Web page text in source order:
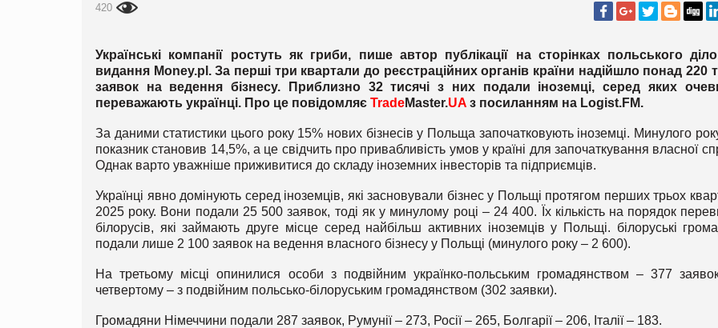
420
Українські компанії ростуть як гриби, пише автор публікації на сторінках польського
видання Мoney.pl. За перші три квартали до реєстраційних органів країни надійшло понад 220
заявок на ведення бізнесу. Приблизно 32 тисячі з них подали іноземці, серед яких
переважають українці. Про це повідомляє TradeMaster.UA з посиланням на Logist.FM.
За даними статистики цього року 15% нових бізнесів у Польща започатковують іноземці. Минулого
показник становив 14,5%, а це свідчить про привабливість умов у країні для започаткування власної
Однак варто уважніше приживитися до складу іноземних інвесторів та підприємців.
Українці явно домінують серед іноземців, які засновували бізнес у Польщі протягом перших трьох
2025 року. Вони подали 25 500 заявок, тоді як у минулому році – 24 400. Їх кількість на порядок
білорусів, які займають друге місце серед найбільш активних іноземців у Польщі. білоруські
подали лише 2 100 заявок на ведення власного бізнесу у Польщі (минулого року – 2 600).
На третьому місці опинилися особи з подвійним українко-польським громадянством – 377
четвертому – з подвійним польсько-білоруським громадянством (302 заявки).
Громадяни Німеччини подали 287 заявок, Румунії – 273, Росії – 265, Болгарії – 206, Італії – 183.